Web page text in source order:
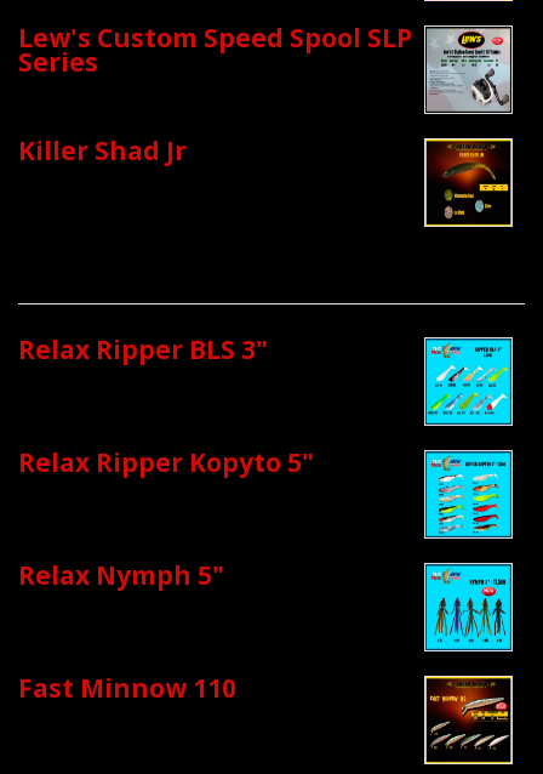
Lew's Custom Speed Spool SLP
Series
Killer Shad Jr
Relax Ripper BLS 3"
Relax Ripper Kopyto 5"
Relax Nymph 5"
Fast Minnow 110